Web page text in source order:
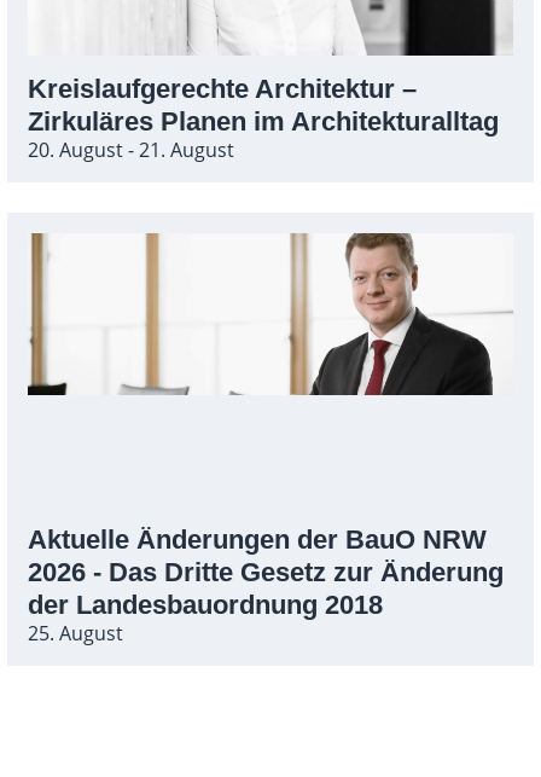
Kreislaufgerechte Architektur –
Zirkuläres Planen im Architekturalltag
20. August - 21. August
Aktuelle Änderungen der BauO NRW
2026 - Das Dritte Gesetz zur Änderung
der Landesbauordnung 2018
25. August